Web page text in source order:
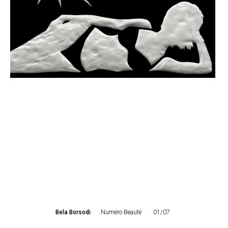
Bela Borsodi Numéro Beauté 01/07